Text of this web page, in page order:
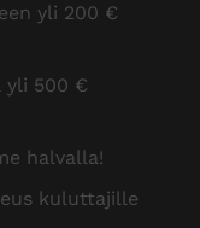
yli 200 €
yli 500 €
halvalla!
kuluttajille